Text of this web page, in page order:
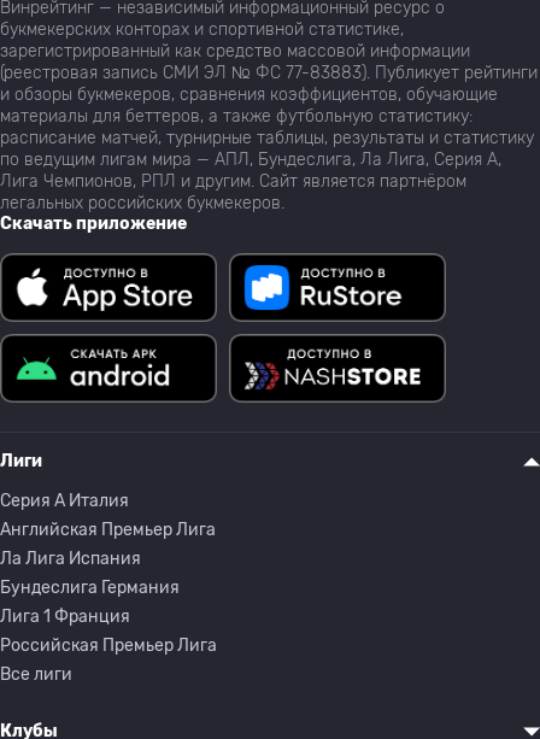
Винрейтинг — независимый информационный ресурс о
букмекерских конторах и спортивной статистике,
зарегистрированный как средство массовой информации
(реестровая запись СМИ ЭЛ № ФС 77-83883). Публикует рейтинги
и обзоры букмекеров, сравнения коэффициентов, обучающие
материалы для беттеров, а также футбольную статистику:
расписание матчей, турнирные таблицы, результаты и статистику
по ведущим лигам мира — АПЛ, Бундеслига, Ла Лига, Серия А,
Лига Чемпионов, РПЛ и другим. Сайт является партнёром
легальных российских букмекеров.
Скачать приложение
Лиги
Серия A Италия
Английская Премьер Лига
Ла Лига Испания
Бундеслига Германия
Лига 1 Франция
Российская Премьер Лига
Все лиги
Клубы